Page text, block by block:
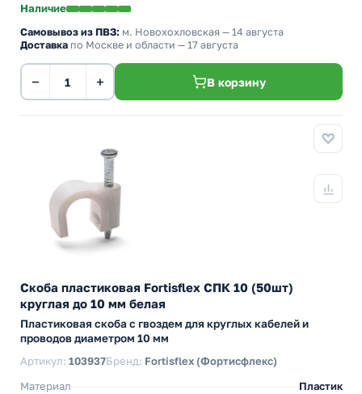
Наличие
Самовывоз из ПВЗ: м. Новохохловская — 14 августа
Доставка по Москве и области — 17 августа
− + В корзину
Скоба пластиковая Fortisflex СПК 10 (50шт)
круглая до 10 мм белая
Пластиковая скоба с гвоздем для круглых кабелей и
проводов диаметром 10 мм
Артикул: 103937Бренд: Fortisflex (Фортисфлекс)
Материал
Пластик